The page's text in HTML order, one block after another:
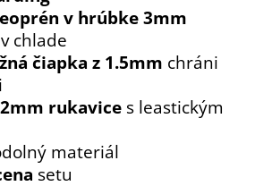
v hrúbke 3mm
chlade
čiapka z 1.5mm chráni
rukavice s leastickým
materiál
setu